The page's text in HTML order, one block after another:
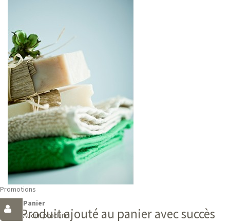
Promotions
Panier
Aucun produit
Produit ajouté au panier avec succès